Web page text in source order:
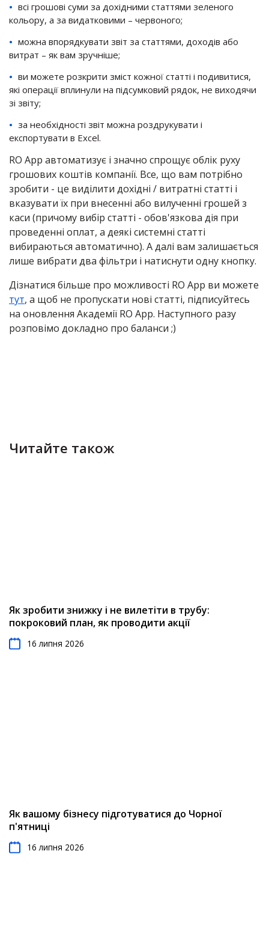
всі грошові суми за дохідними статтями зеленого
кольору, а за видатковими – червоного;
можна впорядкувати звіт за статтями, доходів або
витрат – як вам зручніше;
ви можете розкрити зміст кожної статті і подивитися,
які операції вплинули на підсумковий рядок, не виходячи
зі звіту;
за необхідності звіт можна роздрукувати і
експортувати в Excel.
RO App автоматизує і значно спрощує облік руху
грошових коштів компанії. Все, що вам потрібно
зробити - це виділити дохідні / витратні статті і
вказувати їх при внесенні або вилученні грошей з
каси (причому вибір статті - обов'язкова дія при
проведенні оплат, а деякі системні статті
вибираються автоматично). А далі вам залишається
лише вибрати два фільтри і натиснути одну кнопку.
Дізнатися більше про можливості RO App ви можете
тут, а щоб не пропускати нові статті, підписуйтесь
на оновлення Академії RO App. Наступного разу
розповімо докладно про баланси ;)
Читайте також
Як зробити знижку і не вилетіти в трубу:
покроковий план, як проводити акції
16 липня 2026
Як вашому бізнесу підготуватися до Чорної
п'ятниці
16 липня 2026